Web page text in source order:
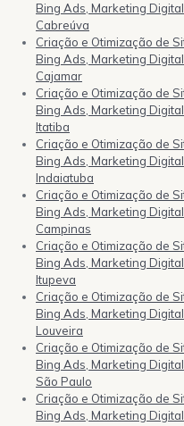
Bing Ads, Marketing
Cabreúva
Criação e Otimização de
Bing Ads, Marketing
Cajamar
Criação e Otimização de
Bing Ads, Marketing
Itatiba
Criação e Otimização de
Bing Ads, Marketing
Indaiatuba
Criação e Otimização de
Bing Ads, Marketing
Campinas
Criação e Otimização de
Bing Ads, Marketing
Itupeva
Criação e Otimização de
Bing Ads, Marketing
Louveira
Criação e Otimização de
Bing Ads, Marketing
São Paulo
Criação e Otimização de
Bing Ads, Marketing